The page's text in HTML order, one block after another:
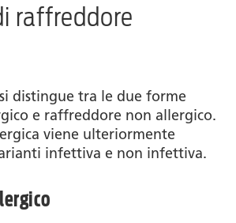
raffreddore
distingue tra le due forme
e raffreddore non allergico.
viene ulteriormente
infettiva e non infettiva.